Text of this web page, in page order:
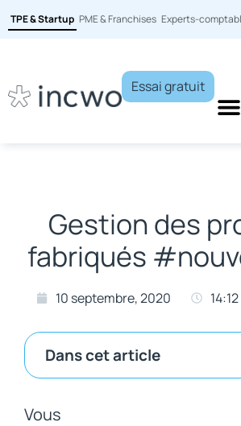
TPE & Startup PME & Franchises Experts-
Essai gratuit
Gestion des
fabriqués
10 septembre, 2020 14:12
Dans cet article
Vous